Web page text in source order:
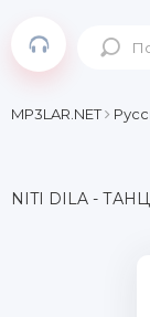
MP3LAR.NET
NITI DILA -